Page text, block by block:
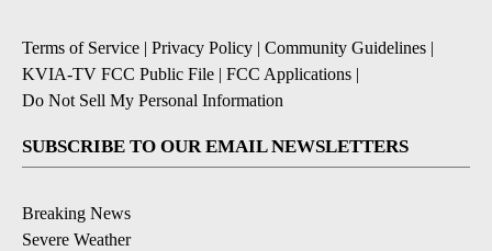
Terms of Service | Privacy Policy | Community Guidelines |
KVIA-TV FCC Public File | FCC Applications |
Do Not Sell My Personal Information
SUBSCRIBE TO OUR EMAIL NEWSLETTERS
Breaking News
Severe Weather